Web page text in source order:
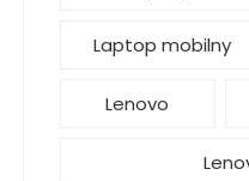
Laptop mobilny
Lenovo